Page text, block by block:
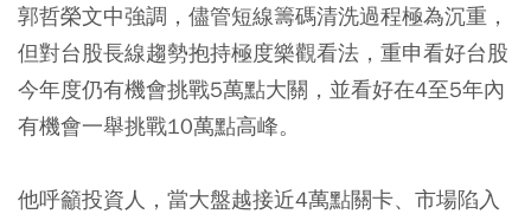
郭哲榮文中強調，儘管短線籌碼清洗過程極為沉重，
但對台股長線趨勢抱持極度樂觀看法，重申看好台股
今年度仍有機會挑戰5萬點大關，並看好在4至5年內
有機會一舉挑戰10萬點高峰。
他呼籲投資人，當大盤越接近4萬點關卡、市場陷入